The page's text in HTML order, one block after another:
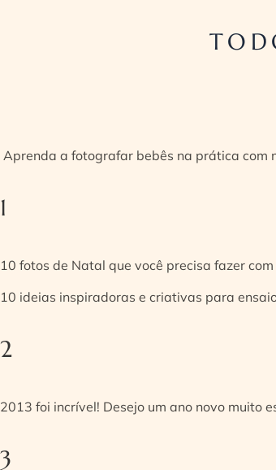
Aprenda a fotografar bebês na prática com
1
10 fotos de Natal que você precisa fazer com
10 ideias inspiradoras e criativas para
2
2013 foi incrível! Desejo um ano novo muito
3